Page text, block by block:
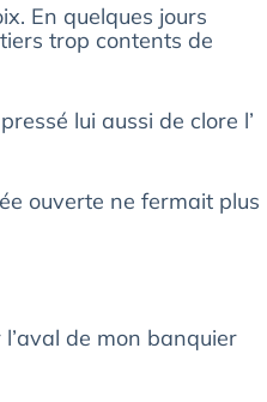
En quelques jours
trop contents de
lui aussi de clore l’
ouverte ne fermait plus
de mon banquier